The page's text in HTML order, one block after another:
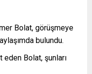
Bolat, görüşmeye
bulundu.
Bolat, şunları